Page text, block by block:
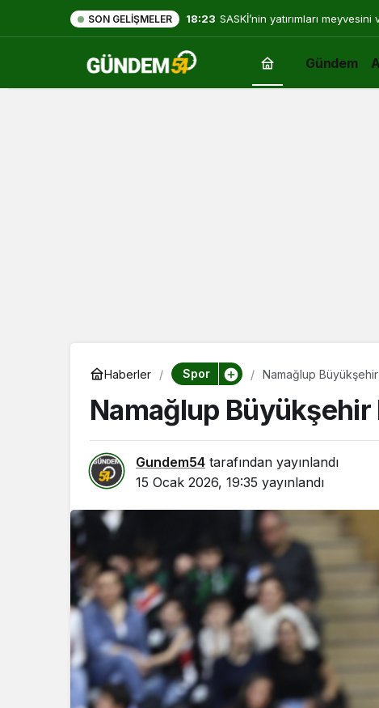
SON GELIŞMELER 18:23 SASKİ’nin yatırımları
Gündem
Haberler Spor Namağlup Büyükşehir
Namağlup Büyükşehir
Gundem54 tarafından yayınlandı
15 Ocak 2026, 19:35 yayınlandı